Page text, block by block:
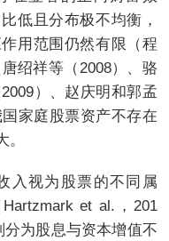
低且分布极不均衡，
用范围仍然有限（程
绍祥等（2008）、骆
）、赵庆明和郭孟
家庭股票资产不存在
视为股票的不同属
et al.，201
为股息与资本增值不